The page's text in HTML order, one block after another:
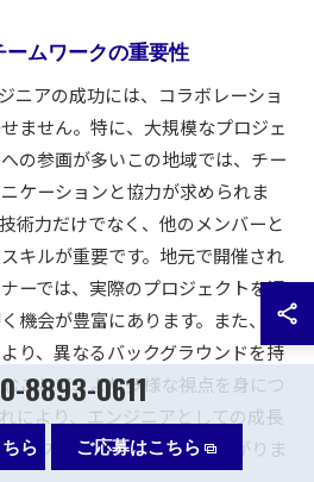
ムワークの重要性
ニアの成功には、コラボレーショ
ません。特に、大規模なプロジェ
の参画が多いこの地域では、チー
ケーションと協力が求められま
術力だけでなく、他のメンバーと
キルが重要です。地元で開催され
ーでは、実際のプロジェクトを通
機会が豊富にあります。また、地
り、異なるバックグラウンドを持
ことで、より多様な視点を身につ
により、エンジニアとしての成長
パフォーマンス向上にも繋がりま
8893-0611
ら ご応募はこちら